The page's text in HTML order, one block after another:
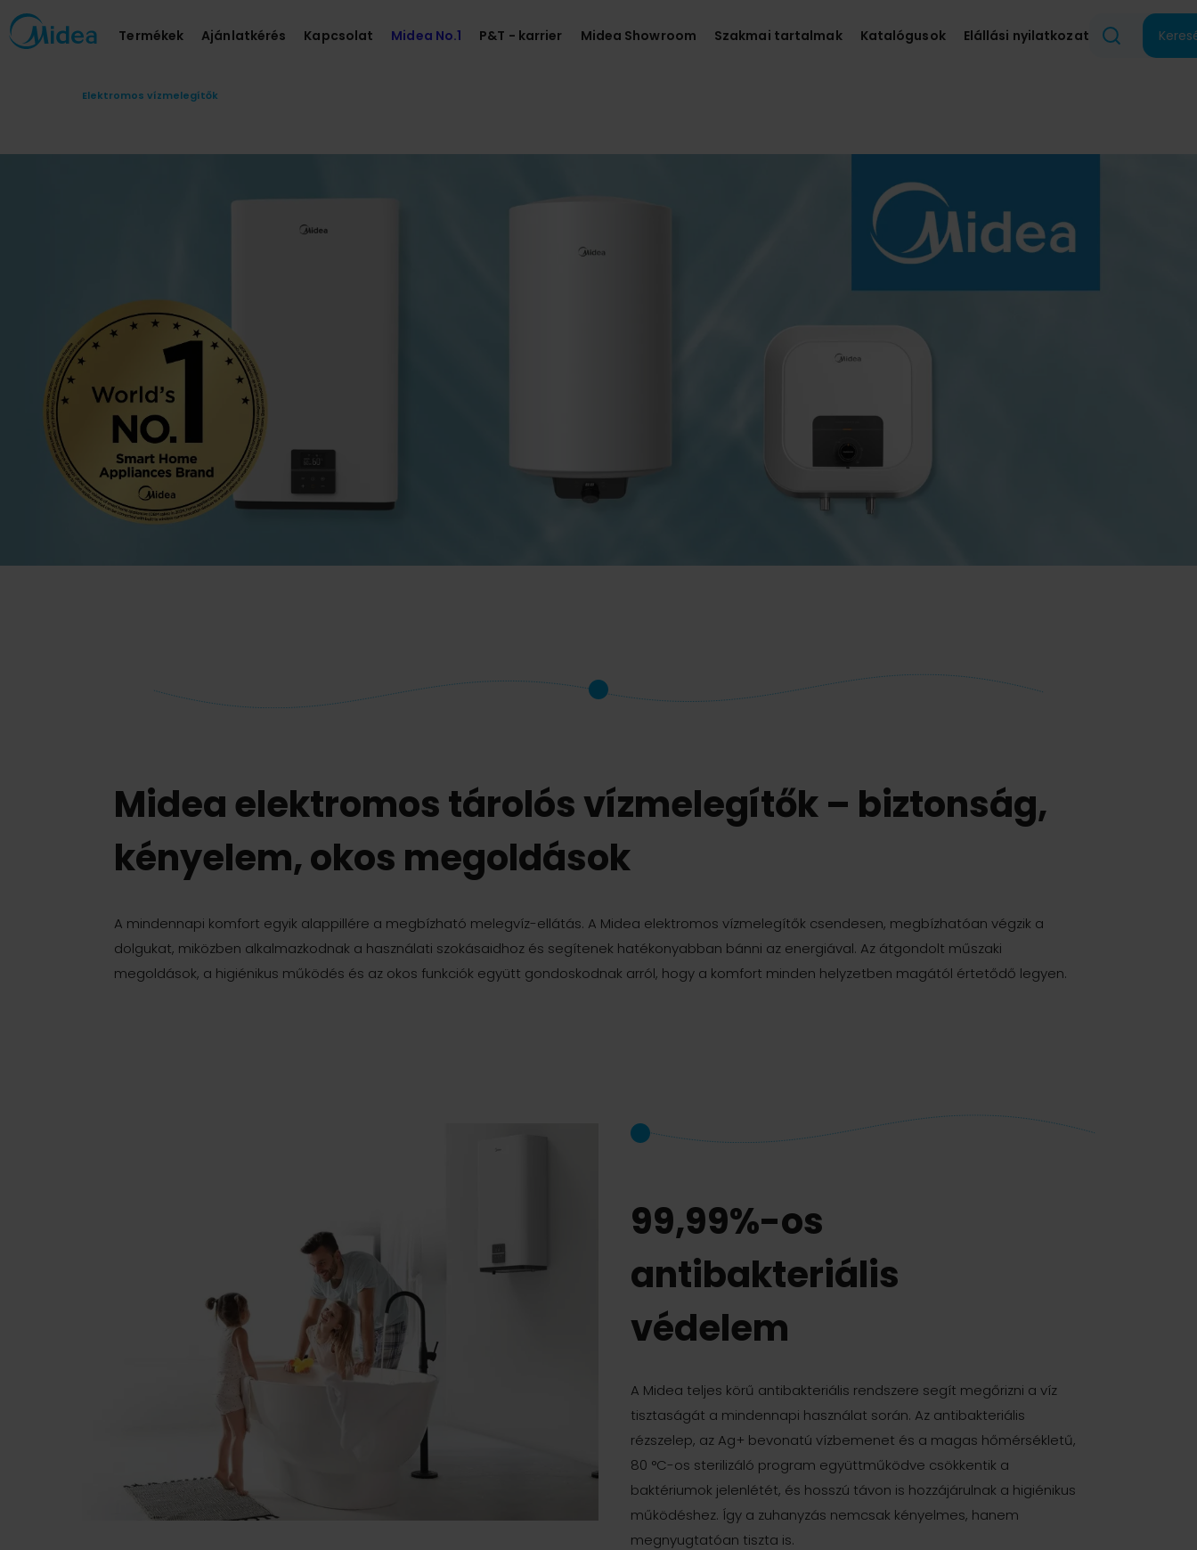
Termékek Ajánlatkérés Kapcsolat Midea No.1 P&T - karrier Midea Showroom Szakmai tartalmak Katalógusok Elállási nyilatkozat
Elektromos vízmelegítők
Midea elektromos tárolós vízmelegítők – biztonság,
kényelem, okos megoldások
A mindennapi komfort egyik alappillére a megbízható melegvíz-ellátás. A Midea elektromos vízmelegítők csendesen, megbízhatóan végzik a
dolgukat, miközben alkalmazkodnak a használati szokásaidhoz és segítenek hatékonyabban bánni az energiával. Az átgondolt műszaki
megoldások, a higiénikus működés és az okos funkciók együtt gondoskodnak arról, hogy a komfort minden helyzetben magától értetődő legyen.
99,99%-os
antibakteriális
védelem
A Midea teljes körű antibakteriális rendszere segít megőrizni a víz
tisztaságát a mindennapi használat során. Az antibakteriális
rézszelep, az Ag+ bevonatú vízbemenet és a magas hőmérsékletű,
80 °C-os sterilizáló program együttműködve csökkentik a
baktériumok jelenlétét, és hosszú távon is hozzájárulnak a higiénikus
működéshez. Így a zuhanyzás nemcsak kényelmes, hanem
megnyugtatóan tiszta is.